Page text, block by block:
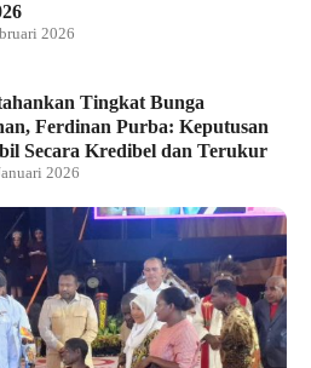
2026
Tingkat Bunga
Ferdinan Purba: Keputusan
Secara Kredibel dan Terukur
2026